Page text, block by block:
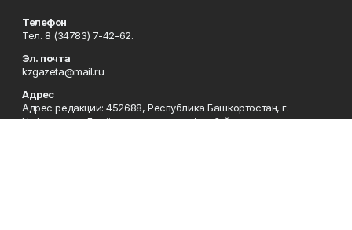
Телефон
Тел. 8 (34783) 7-42-62.
Эл. почта
kzgazeta@mail.ru
Адрес
Адрес редакции: 452688, Республика Башкортостан, г.
Нефтекамск, Берёзовское шоссе, 4-а, 3-й этаж.